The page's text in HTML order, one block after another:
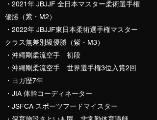
・2021年 JBJJF 全日本マスター柔術選手権
優勝（紫・M2）
・2022年 JBJJF東日本柔術選手権マスター
クラス無差別級優勝（紫・M3）
・沖縄剛柔流空手 初段
・沖縄剛柔流空手 世界選手権3位入賞2回
・ヨガ歴7年
・JIA 体幹コーディネーター
・JSFCA スポーツフードマイスター